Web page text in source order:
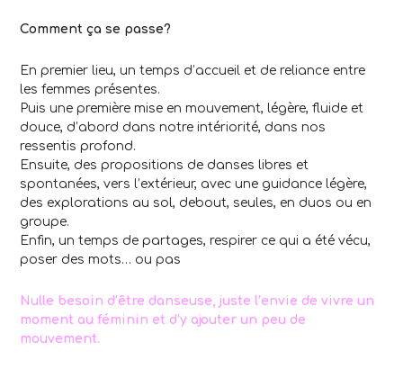
Comment ça se passe?
En premier lieu, un temps d’accueil et de reliance entre
les femmes présentes.
Puis une première mise en mouvement, légère, fluide et
douce, d’abord dans notre intériorité, dans nos
ressentis profond.
Ensuite, des propositions de danses libres et
spontanées, vers l’extérieur, avec une guidance légère,
des explorations au sol, debout, seules, en duos ou en
groupe.
Enfin, un temps de partages, respirer ce qui a été vécu,
poser des mots… ou pas
Nulle besoin d’être danseuse, juste l’envie de vivre un
moment au féminin et d’y ajouter un peu de
mouvement.